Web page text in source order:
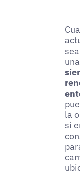
la
si